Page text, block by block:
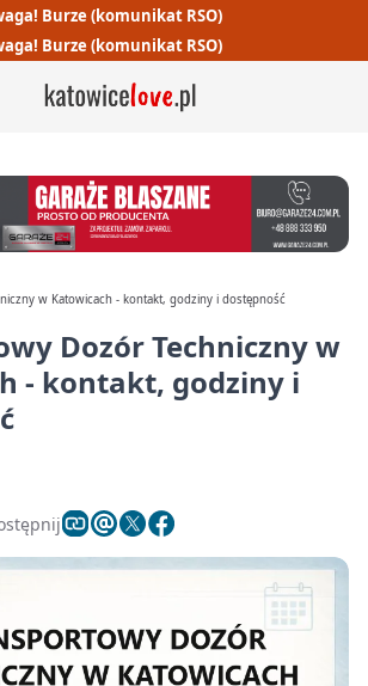
Burze (komunikat RSO)
Burze (komunikat RSO)
w Katowicach - kontakt, godziny i dostępność
Dozór Techniczny w
- kontakt, godziny i